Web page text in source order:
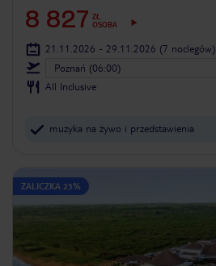
8 827 ZŁ
OSOBA
21.11.2026 - 29.11.2026 (7 noclegów)
Poznań (06:00)
All Inclusive
muzyka na żywo i przedstawienia
ZALICZKA 25%